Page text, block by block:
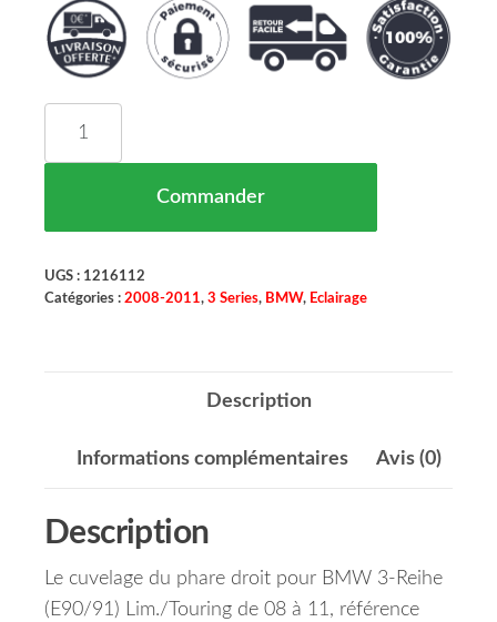
Commander
UGS : 1216112
Catégories : 2008-2011, 3 Series, BMW, Eclairage
Description
Informations complémentaires Avis (0)
Description
Le cuvelage du phare droit pour BMW 3-Reihe
(E90/91) Lim./Touring de 08 à 11, référence